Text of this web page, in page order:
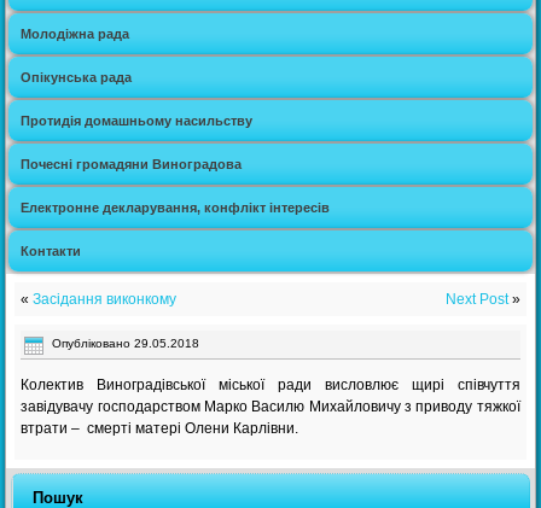
Молодіжна рада
Опікунська рада
Протидія домашньому насильству
Почесні громадяни Виноградова
Електронне декларування, конфлікт інтересів
Контакти
«Засідання виконкому Next Post»
Опубліковано 29.05.2018
Колектив Виноградівської міської ради висловлює щирі співчуття
завідувачу господарством Марко Василю Михайловичу з приводу тяжкої
втрати – смерті матері Олени Карлівни.
Пошук